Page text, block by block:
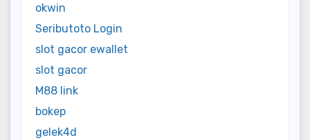
okwin
Seributoto Login
slot gacor ewallet
slot gacor
M88 link
bokep
gelek4d